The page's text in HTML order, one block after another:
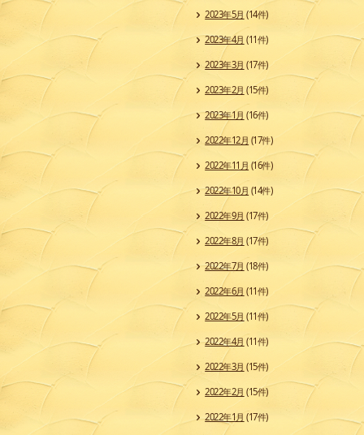
2023年5月 (14件)
2023年4月 (11件)
2023年3月 (17件)
2023年2月(15件)
2023年1月 (16件)
2022年12月 (17件)
2022年11月(16件)
2022年10月 (14件)
2022年9月 (17件)
2022年8月 (17件)
2022年7月 (18件)
2022年6月 (11件)
2022年5月 (11件)
2022年4月 (11件)
2022年3月 (15件)
2022年2月 (15件)
2022年1月 (17件)